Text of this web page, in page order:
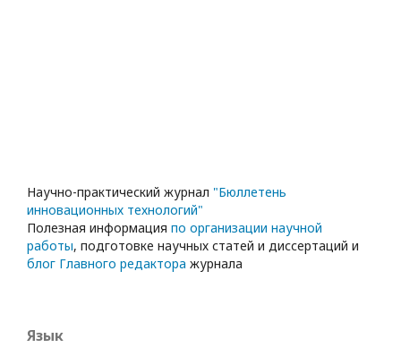
Научно-практический журнал "Бюллетень
инновационных технологий"
Полезная информация по организации научной
работы, подготовке научных статей и диссертаций и
блог Главного редактора журнала
Язык